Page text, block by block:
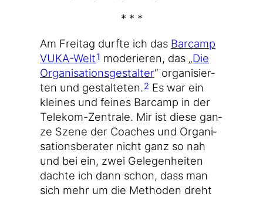
* * *
Am Frei­tag durf­te ich das Bar­camp
VUKA-Welt1 mode­rie­ren, das „Die
Orga­ni­sa­ti­ons­ge­stal­ter“ orga­ni­sier­
ten und gestal­te­ten.2 Es war ein
klei­nes und fei­nes Bar­camp in der
Telekom-Zentrale. Mir ist die­se gan­
ze Sze­ne der Coa­ches und Orga­ni­
sa­ti­ons­be­ra­ter nicht ganz so nah
und bei ein, zwei Gele­gen­hei­ten
dach­te ich dann schon, dass man
sich mehr um die Metho­den dreht